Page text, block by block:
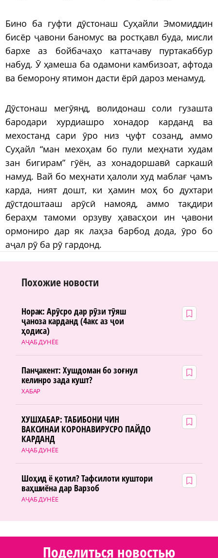
Бино ба гуфти дӯстонаш Суҳайли Эмомиддин
бисёр ҷавони баномус ва ростқавл буда, мисли
бархе аз бойбачаҳо каттачаву пуртакаббур
набуд. Ӯ ҳамеша ба одамони камбизоат, афтода
ва беморону ятимон дасти ёрӣ дароз менамуд.
Дӯстонаш мегӯянд, волидонаш соли гузашта
бародари хурдиашро хонадор карданд ва
мехостанд сари ӯро низ ҷуфт созанд, аммо
Суҳайл “ман мехоҳам бо пули меҳнати худам
зан бигирам” гӯён, аз хонадоршавӣ саркашӣ
намуд. Вай бо меҳнати ҳалоли худ маблағ ҷамъ
карда, ният дошт, ки ҳамин моҳ бо духтари
дӯстдоштааш арӯсӣ намояд, аммо тақдири
бераҳм тамоми орзуву ҳавасҳои ин ҷавони
ормониро дар як лаҳза барбод дода, ӯро бо
аҷал рӯ ба рӯ гардонд.
Похожие новости
АҶАБ ДУНЁЕ
Норак: Арӯсро дар рӯзи тӯяш
ҷаноза карданд (4акс аз ҷои
ҳодиса)
ХАБАР
Панҷакент: Хушдоман бо зоғнул
келинро зада кушт?
АҶАБ ДУНЁЕ
ХУШХАБАР: ТАБИБОНИ ЧИН
ВАКСИНАИ КОРОНАВИРУСРО ПАЙДО
КАРДАНД
АҶАБ ДУНЁЕ
Шоҳид ё қотил? Тафсилоти куштори
ваҳшиёна дар Варзоб
Поделиться новостью